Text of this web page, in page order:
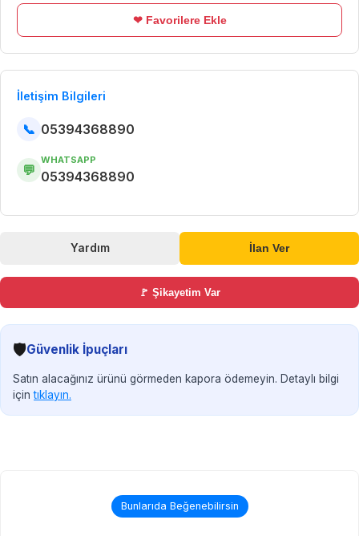
❤ Favorilere Ekle
İletişim Bilgileri
📞 05394368890
💬
WHATSAPP
05394368890
Yardım İlan Ver
🚩 Şikayetim Var
🛡️Güvenlik İpuçları
Satın alacağınız ürünü görmeden kapora ödemeyin. Detaylı bilgi
içintıklayın.
Bunlarıda Beğenebilirsin